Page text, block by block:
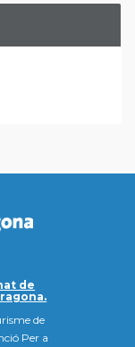
de
de
Per a